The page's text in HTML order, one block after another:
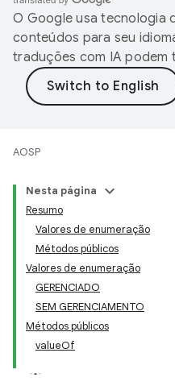
O Google usa tecnologia
conteúdos para seu
traduções com IA podem
AOSP
Nesta página
Resumo
Valores de enumeração
Métodos públicos
Valores de enumeração
GERENCIADO
SEM GERENCIAMENTO
Métodos públicos
valueOf